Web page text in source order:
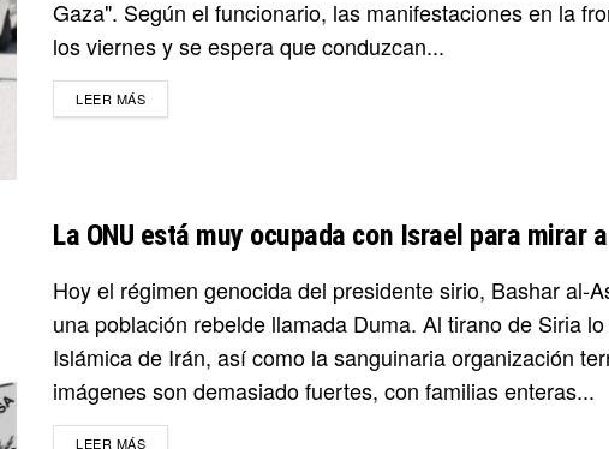
Gaza". Según el funcionario, las manifestaciones en la
los viernes y se espera que conduzcan...
LEER MÁSDETAILS
La ONU está muy ocupada con Israel para mirar
Hoy el régimen genocida del presidente sirio, Bashar al-
una población rebelde llamada Duma. Al tirano de Siria
Islámica de Irán, así como la sanguinaria organización
imágenes son demasiado fuertes, con familias enteras...
LEER MÁSDETAILS